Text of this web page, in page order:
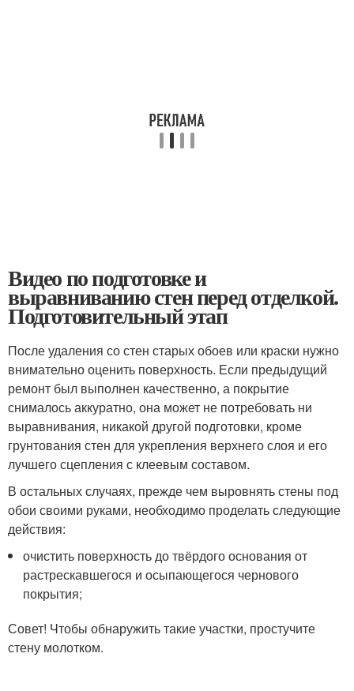
Видео по подготовке и
выравниванию стен перед отделкой.
Подготовительный этап
После удаления со стен старых обоев или краски нужно
внимательно оценить поверхность. Если предыдущий
ремонт был выполнен качественно, а покрытие
снималось аккуратно, она может не потребовать ни
выравнивания, никакой другой подготовки, кроме
грунтования стен для укрепления верхнего слоя и его
лучшего сцепления с клеевым составом.
В остальных случаях, прежде чем выровнять стены под
обои своими руками, необходимо проделать следующие
действия:
очистить поверхность до твёрдого основания от
растрескавшегося и осыпающегося чернового
покрытия;
Совет! Чтобы обнаружить такие участки, простучите
стену молотком.